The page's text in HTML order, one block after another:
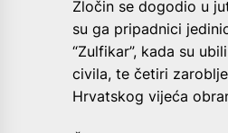
Zločin se dogodio u
su ga pripadnici
“Zulfikar”, kada su
civila, te četiri
Hrvatskog vijeća